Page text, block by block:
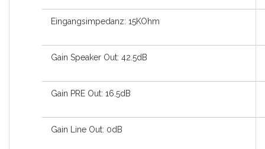
Eingangsimpedanz: 15KOhm
Gain Speaker Out: 42.5dB
Gain PRE Out: 16.5dB
Gain Line Out: 0dB